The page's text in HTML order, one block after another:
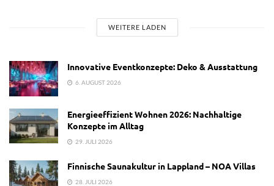
WEITERE LADEN
Innovative Eventkonzepte: Deko & Ausstattung
6. AUGUST 2026
Energieeffizient Wohnen 2026: Nachhaltige
Konzepte im Alltag
29. JULI 2026
Finnische Saunakultur in Lappland – NOA Villas
28. JULI 2026